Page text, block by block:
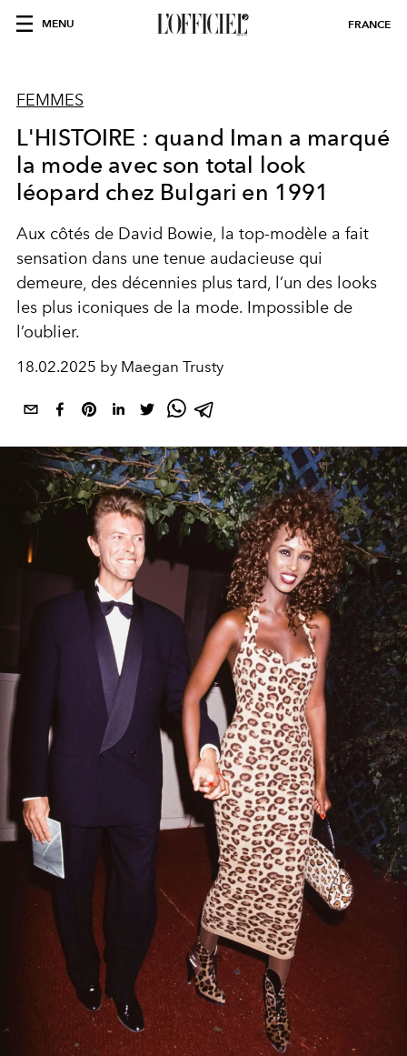
MENU FRANCE
FEMMES
L'HISTOIRE : quand Iman a marqué
la mode avec son total look
léopard chez Bulgari en 1991
Aux côtés de David Bowie, la top-modèle a fait
sensation dans une tenue audacieuse qui
demeure, des décennies plus tard, l’un des looks
les plus iconiques de la mode. Impossible de
l’oublier.
18.02.2025 by Maegan Trusty